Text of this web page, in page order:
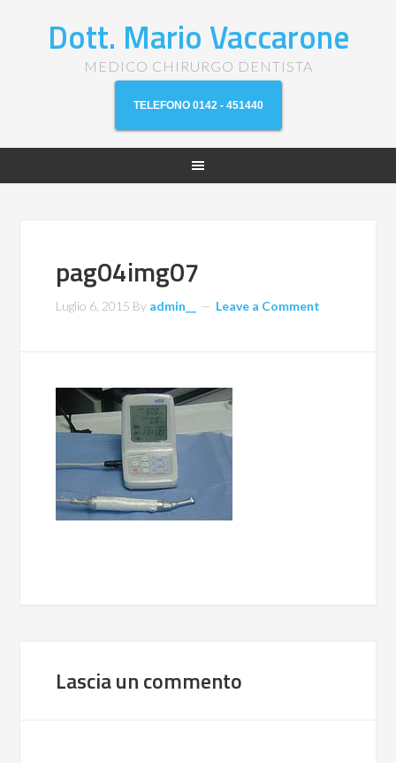
Dott. Mario Vaccarone
MEDICO CHIRURGO DENTISTA
TELEFONO 0142 - 451440
pag04img07
Luglio 6, 2015 By admin__ Leave a Comment
Lascia un commento